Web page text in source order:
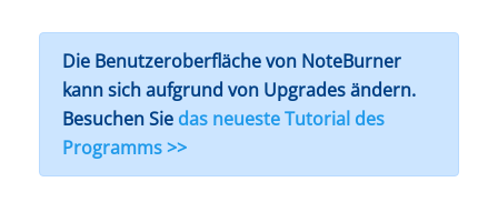
Die Benutzeroberfläche von NoteBurner
kann sich aufgrund von Upgrades ändern.
Besuchen Sie das neueste Tutorial des
Programms >>